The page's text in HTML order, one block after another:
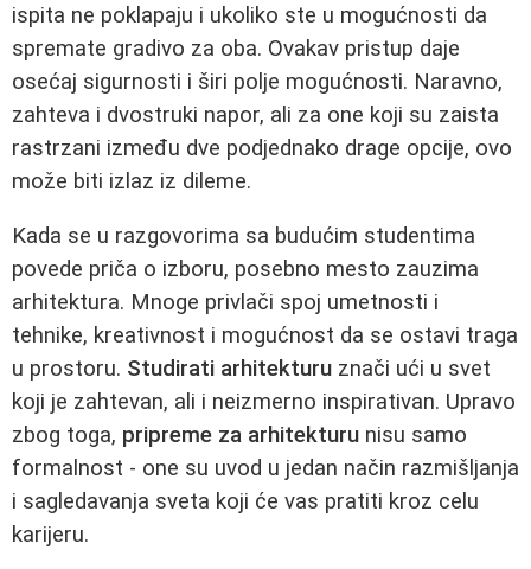
ispita ne poklapaju i ukoliko ste u mogućnosti da
spremate gradivo za oba. Ovakav pristup daje
osećaj sigurnosti i širi polje mogućnosti. Naravno,
zahteva i dvostruki napor, ali za one koji su zaista
rastrzani između dve podjednako drage opcije, ovo
može biti izlaz iz dileme.
Kada se u razgovorima sa budućim studentima
povede priča o izboru, posebno mesto zauzima
arhitektura. Mnoge privlači spoj umetnosti i
tehnike, kreativnost i mogućnost da se ostavi traga
u prostoru. Studirati arhitekturu znači ući u svet
koji je zahtevan, ali i neizmerno inspirativan. Upravo
zbog toga, pripreme za arhitekturu nisu samo
formalnost - one su uvod u jedan način razmišljanja
i sagledavanja sveta koji će vas pratiti kroz celu
karijeru.